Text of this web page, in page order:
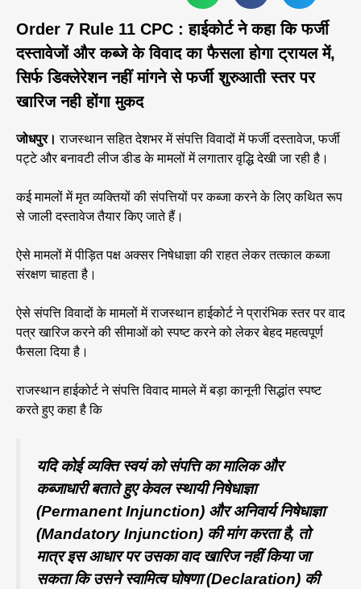
Order 7 Rule 11 CPC : हाईकोर्ट ने कहा कि फर्जी
दस्तावेजों और कब्जे के विवाद का फैसला होगा ट्रायल में,
सिर्फ डिक्लेरेशन नहीं मांगने से फर्जी शुरुआती स्तर पर
खारिज नही होंगा मुकद
जोधपुर। राजस्थान सहित देशभर में संपत्ति विवादों में फर्जी दस्तावेज, फर्जी
पट्टे और बनावटी लीज डीड के मामलों में लगातार वृद्धि देखी जा रही है।
कई मामलों में मृत व्यक्तियों की संपत्तियों पर कब्जा करने के लिए कथित रूप
से जाली दस्तावेज तैयार किए जाते हैं।
ऐसे मामलों में पीड़ित पक्ष अक्सर निषेधाज्ञा की राहत लेकर तत्काल कब्जा
संरक्षण चाहता है।
ऐसे संपत्ति विवादों के मामलों में राजस्थान हाईकोर्ट ने प्रारंभिक स्तर पर वाद
पत्र खारिज करने की सीमाओं को स्पष्ट करने को लेकर बेहद महत्वपूर्ण
फैसला दिया है।
राजस्थान हाईकोर्ट ने संपत्ति विवाद मामले में बड़ा कानूनी सिद्धांत स्पष्ट
करते हुए कहा है कि
यदि कोई व्यक्ति स्वयं को संपत्ति का मालिक और
कब्जाधारी बताते हुए केवल स्थायी निषेधाज्ञा
(Permanent Injunction) और अनिवार्य निषेधाज्ञा
(Mandatory Injunction) की मांग करता है, तो
मात्र इस आधार पर उसका वाद खारिज नहीं किया जा
सकता कि उसने स्वामित्व घोषणा (Declaration) की